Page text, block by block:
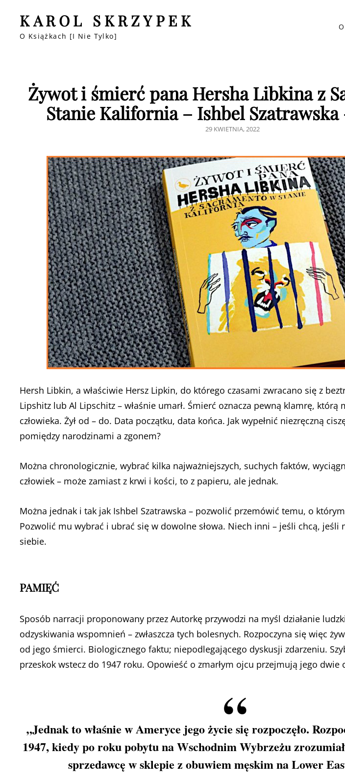
KAROL SKRZYPEK
O Książkach [i Nie Tylko]
Żywot i śmierć pana Hersha Libkina z
Stanie Kalifornia – Ishbel Szatrawska
POSTED
29 KWIETNIA, 2022
Hersh Libkin, a właściwie Hersz Lipkin, do którego czasami zwracano się z
Lipshitz lub Al Lipschitz – właśnie umarł. Śmierć oznacza pewną klamrę,
człowieka. Żył od – do. Data początku, data końca. Jak wypełnić niezręczną
pomiędzy narodzinami a zgonem?
Można chronologicznie, wybrać kilka najważniejszych, suchych faktów,
człowiek – może zamiast z krwi i kości, to z papieru, ale jednak.
Można jednak i tak jak Ishbel Szatrawska – pozwolić przemówić temu, o
Pozwolić mu wybrać i ubrać się w dowolne słowa. Niech inni – jeśli chcą, jeśli
siebie.
PAMIĘĆ
Sposób narracji proponowany przez Autorkę przywodzi na myśl działanie
odzyskiwania wspomnień – zwłaszcza tych bolesnych. Rozpoczyna się więc
od jego śmierci. Biologicznego faktu; niepodlegającego dyskusji zdarzeniu.
przeskok wstecz do 1947 roku. Opowieść o zmarłym ojcu przejmują jego dwie
„Jednak to właśnie w Ameryce jego życie się rozpoczęło.
1947, kiedy po roku pobytu na Wschodnim Wybrzeżu
sprzedawcę w sklepie z obuwiem męskim na Lower